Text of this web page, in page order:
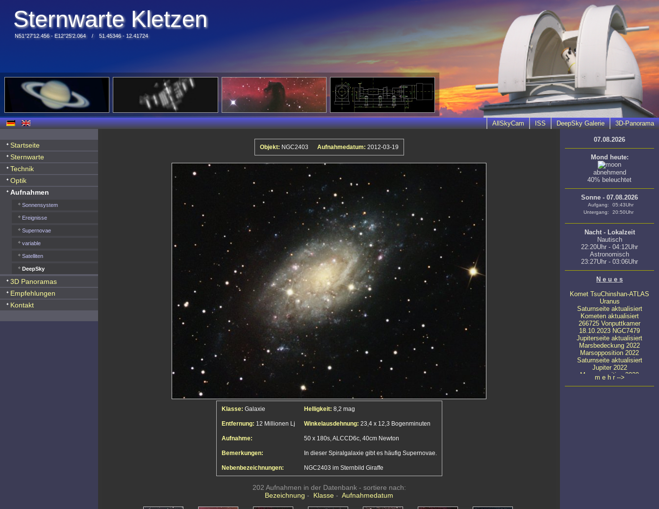
Sternwarte Kletzen
N51°27'12.456 - E12°25'2.064 / 51.45346 - 12.41724
3D-Panorama
DeepSky Galerie
ISS
AllSkyCam
Startseite
Sternwarte
Technik
Optik
Aufnahmen
Sonnensystem
Ereignisse
Supernovae
variable
Satelliten
DeepSky
3D Panoramas
Empfehlungen
Kontakt
Objekt: NGC2403 Aufnahmedatum: 2012-03-19
Klasse: Galaxie Helligkeit: 8,2 mag
Entfernung: 12 Millionen Lj Winkelausdehnung: 23,4 x 12,3 Bogenminuten
Aufnahme: 50 x 180s, ALCCD6c, 40cm Newton
Bemerkungen: In dieser Spiralgalaxie gibt es häufig Supernovae.
Nebenbezeichnungen: NGC2403 im Sternbild Giraffe
202 Aufnahmen in der Datenbank - sortiere nach:
Bezeichnung - Klasse -Aufnahmedatum
07.08.2026
Mond heute:
abnehmend
40% beleuchtet
Sonne - 07.08.2026
Aufgang:
05:43Uhr
Untergang:
20:50Uhr
Nacht - Lokalzeit
Nautisch
22:20Uhr - 04:12Uhr
Astronomisch
23:27Uhr - 03:06Uhr
N e u e s
Komet TsuChinshan-ATLAS
Uranus
Saturnseite aktualisiert
Kometen aktualisiert
266725 Vonputtkamer
18.10.2023 NGC7479
Jupiterseite aktualisiert
Marsbedeckung 2022
Marsopposition 2022
Saturnseite aktualisiert
Jupiter 2022
Marsopposition 2020
m e h r -->